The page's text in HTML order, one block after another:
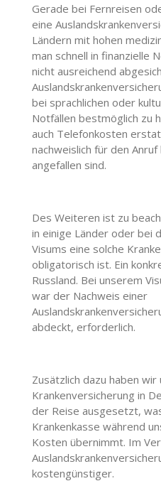
Gerade bei Fernreisen
eine
Ländern mit hohen
man schnell in finanzielle
nicht ausreichend
bei sprachlichen oder
Notfällen bestmöglich zu
auch Telefonkosten
nachweislich für den
angefallen sind.
Des Weiteren ist zu
in einige Länder oder bei
Visums eine solche
obligatorisch ist. Ein
Russland. Bei unserem
war der Nachweis einer
abdeckt, erforderlich.
Zusätzlich dazu haben
Krankenversicherung in
der Reise ausgesetzt,
Krankenkasse während
Kosten übernimmt. Im
kostengünstiger.